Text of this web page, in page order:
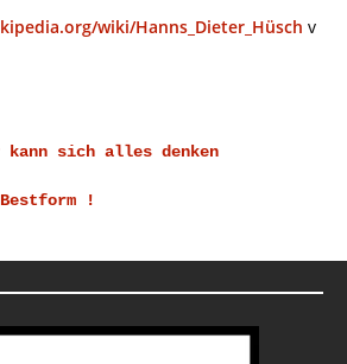
wiki/Hanns_Dieter_Hüsch v
kann sich alles denken
!